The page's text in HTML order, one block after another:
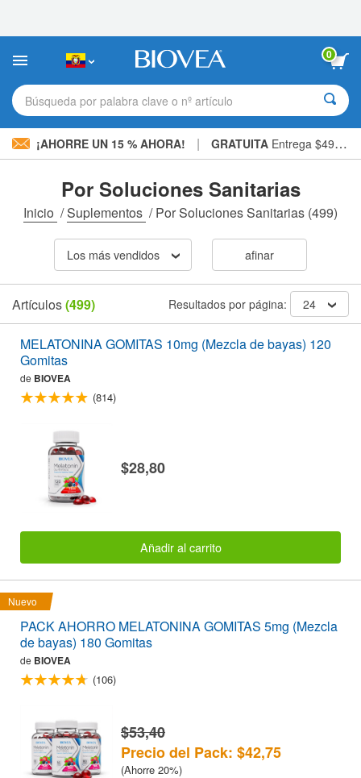
sitio
incluye
sistema
de
0
Búsqueda por palabra clave o nº artículo
¡AHORRE UN 15 % AHORA! | GRATUITA Entrega $49,00 »
Por Soluciones Sanitarias
Inicio /Suplementos /Por Soluciones Sanitarias (499)
Los más vendidos afinar
Artículos(499) Resultados por página: 24
MELATONINA GOMITAS 10mg (Mezcla de bayas) 120
Gomitas
de BIOVEA
(814)
$28,80
Añadir al carrito
Nuevo
PACK AHORRO MELATONINA GOMITAS 5mg (Mezcla
de bayas) 180 Gomitas
de BIOVEA
(106)
$53,40
Precio del Pack: $42,75
(Ahorre 20%)